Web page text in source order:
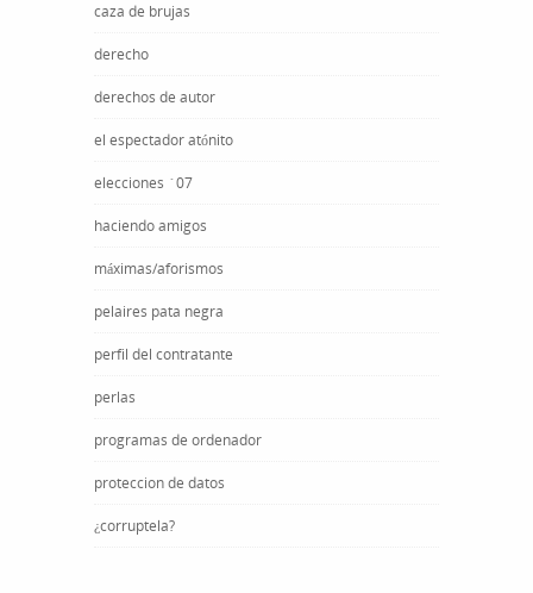
caza de brujas
derecho
derechos de autor
el espectador atónito
elecciones ´07
haciendo amigos
máximas/aforismos
pelaires pata negra
perfil del contratante
perlas
programas de ordenador
proteccion de datos
¿corruptela?